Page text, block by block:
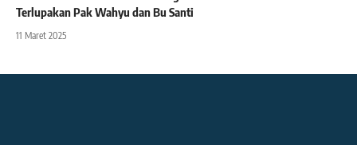
Terlupakan Pak Wahyu dan Bu Santi
11 Maret 2025